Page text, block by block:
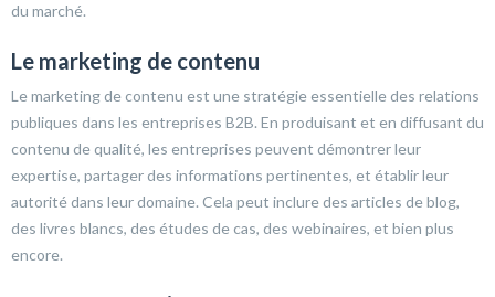
du marché.
Le marketing de contenu
Le marketing de contenu est une stratégie essentielle des relations
publiques dans les entreprises B2B. En produisant et en diffusant du
contenu de qualité, les entreprises peuvent démontrer leur
expertise, partager des informations pertinentes, et établir leur
autorité dans leur domaine. Cela peut inclure des articles de blog,
des livres blancs, des études de cas, des webinaires, et bien plus
encore.